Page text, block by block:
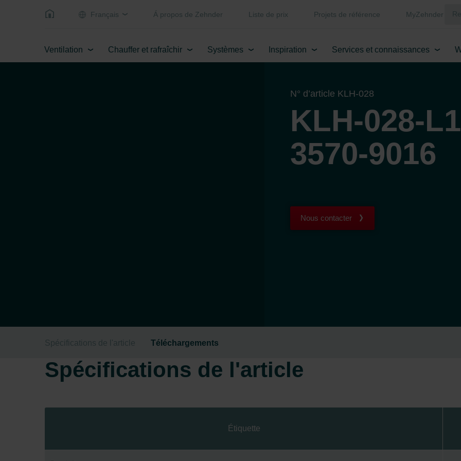
Français Á propos de Zehnder Liste de prix Projets de référence MyZehnder
Ventilation Chauffer et rafraîchir Systèmes Inspiration Services et connaissances
N° d’article KLH-028
KLH-028-
3570-9016
Nous contacter
Spécifications de l'article Téléchargements
Spécifications de l'article
Étiquette